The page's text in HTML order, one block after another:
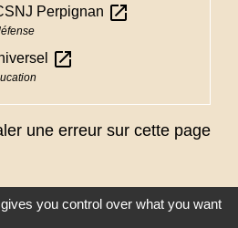
Perpignan open_in_new
open_in_new
une erreur sur cette page
you control over what you want